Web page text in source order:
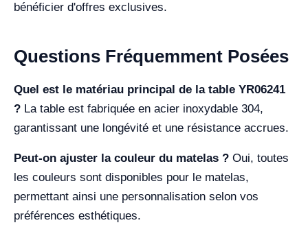
bénéficier d'offres exclusives.
Questions Fréquemment Posées
Quel est le matériau principal de la table YR06241
? La table est fabriquée en acier inoxydable 304,
garantissant une longévité et une résistance accrues.
Peut-on ajuster la couleur du matelas ? Oui, toutes
les couleurs sont disponibles pour le matelas,
permettant ainsi une personnalisation selon vos
préférences esthétiques.